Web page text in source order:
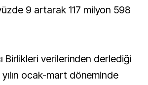
9 artarak 117 milyon 598
Birlikleri verilerinden derlediği
ocak-mart döneminde